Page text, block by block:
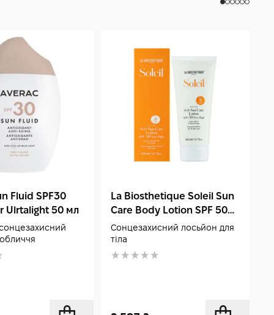
Fluid SPF30
Ulrtalight 50 мл
La Biosthetique Soleil Sun
Care Body Lotion SPF 50
200 мл
Сонцезахисний лосьйон для
тіла